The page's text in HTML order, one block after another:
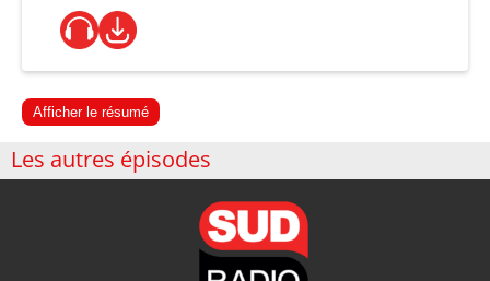
Afficher le résumé
Les autres épisodes